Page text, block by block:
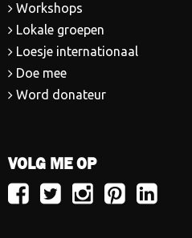
Workshops
Lokale groepen
Loesje internationaal
Doe mee
Word donateur
VOLG ME OP
VolgVolgVolgVolgVolg